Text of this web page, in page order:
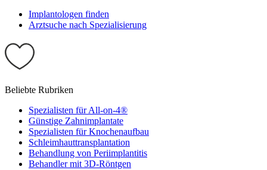
Implantologen finden
Arztsuche nach Spezialisierung
Beliebte Rubriken
Spezialisten für All-on-4®
Günstige Zahnimplantate
Spezialisten für Knochenaufbau
Schleimhauttransplantation
Behandlung von Periimplantitis
Behandler mit 3D-Röntgen